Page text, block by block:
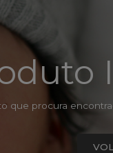
que procura